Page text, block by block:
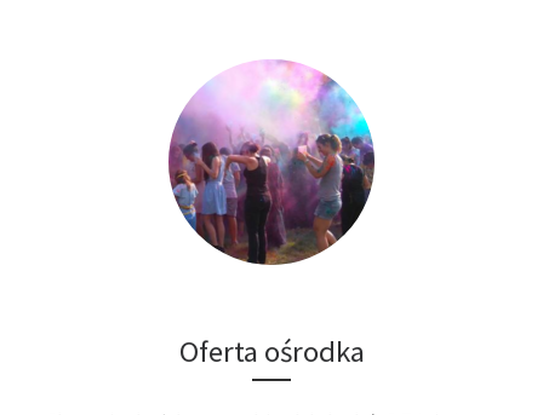
Oferta ośrodka